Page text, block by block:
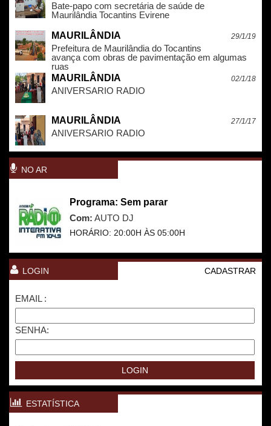
Bate-papo com secretária de saúde de
Maurilândia Tocantins Evirene
MAURILÂNDIA
29/1/19
Prefeitura de Maurilândia do Tocantins
avança com obras de pavimentação em algumas
ruas
MAURILÂNDIA
02/1/18
ANIVERSARIO RADIO
MAURILÂNDIA 27/1/17
ANIVERSARIO RADIO
NO AR
Programa: Sem parar
Com: AUTO DJ
HORÁRIO: 20:00H ÀS 05:00H
LOGIN CADASTRAR
EMAIL :
SENHA:
ESTATÍSTICA